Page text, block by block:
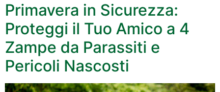
Primavera in Sicurezza:
Proteggi il Tuo Amico a 4
Zampe da Parassiti e
Pericoli Nascosti